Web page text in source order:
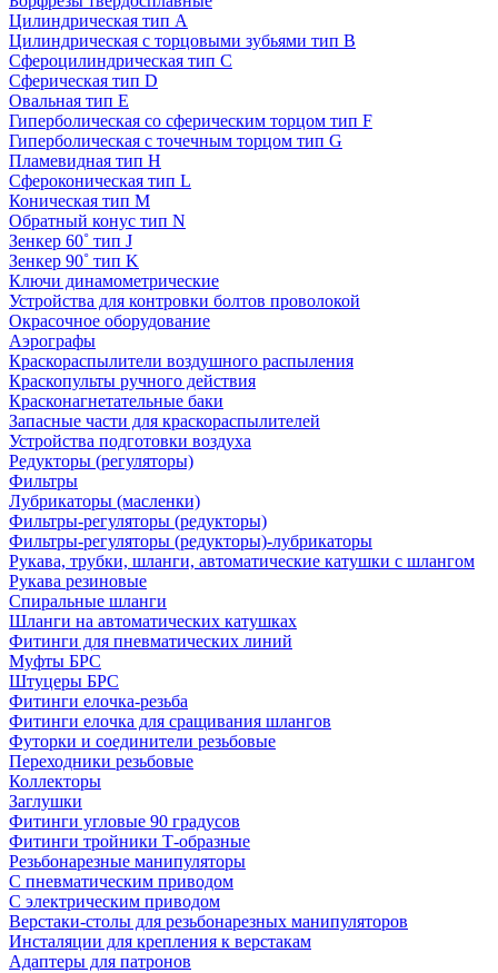
Цилиндрическая тип A
Цилиндрическая с торцовыми зубьями тип B
Сфероцилиндрическая тип C
Сферическая тип D
Овальная тип E
Гиперболическая со сферическим торцом тип F
Гиперболическая с точечным торцом тип G
Пламевидная тип H
Сфероконическая тип L
Коническая тип M
Обратный конус тип N
Зенкер 60˚ тип J
Зенкер 90˚ тип K
Ключи динамометрические
Устройства для контровки болтов проволокой
Окрасочное оборудование
Аэрографы
Краскораспылители воздушного распыления
Краскопульты ручного действия
Красконагнетательные баки
Запасные части для краскораспылителей
Устройства подготовки воздуха
Редукторы (регуляторы)
Фильтры
Лубрикаторы (масленки)
Фильтры-регуляторы (редукторы)
Фильтры-регуляторы (редукторы)-лубрикаторы
Рукава, трубки, шланги, автоматические катушки с шлангом
Рукава резиновые
Спиральные шланги
Шланги на автоматических катушках
Фитинги для пневматических линий
Муфты БРС
Штуцеры БРС
Фитинги елочка-резьба
Фитинги елочка для сращивания шлангов
Футорки и соединители резьбовые
Переходники резьбовые
Коллекторы
Заглушки
Фитинги угловые 90 градусов
Фитинги тройники Т-образные
Резьбонарезные манипуляторы
С пневматическим приводом
С электрическим приводом
Верстаки-столы для резьбонарезных манипуляторов
Инсталяции для крепления к верстакам
Адаптеры для патронов